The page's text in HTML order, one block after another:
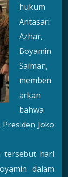
hukum
Antasari
Azhar,
Boyamin
Saiman,
memben
arkan
bahwa
Joko
tersebut hari
dalam